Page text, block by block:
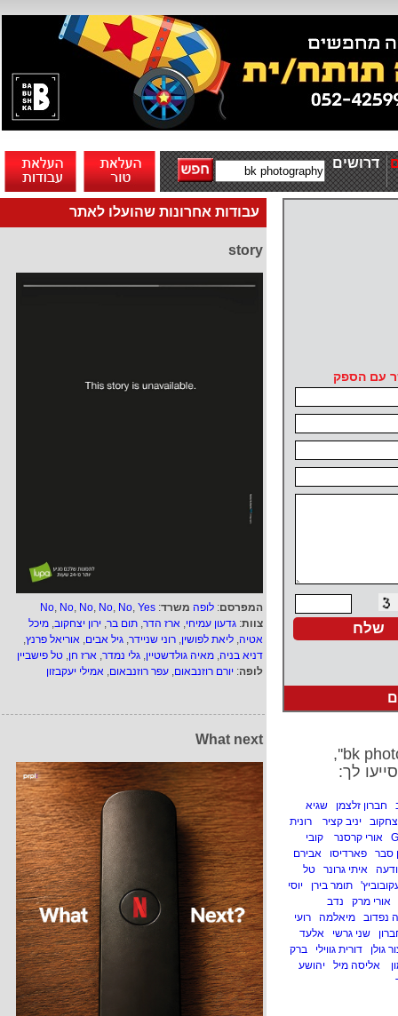
דרושים
עבודות אחרונות שהועלו לאתר
story
המפרסם: לופה משרד:
No, No, No, No, No, Yes
צוות: גדעון עמיחי, ארז הדר, תום בר, ירון יצחקוב, מיכל
אטיה, ליאת לפושין, רוני שניידר, גיל אבים, אוריאל פרנץ,
דניא בניה, מאיה גולדשטיין, גלי נמדר, ארז חן, טל פישביין
לופה: יורם רוזנבאום, עפר רוזנבאום, אמילי יעקבזון
What next
עם הספק
לך:
חברון זלצמן
שגיא
יניב קציר
רונית
אורי קרסנר
קובי
סבר
פארדיסו
אבירם
איתי גרונר
טל
תומר בירן
יוסי
אורי מרק
נדב
נפדוב
מיאלמה
רועי
שני גרשי
אלעד
גולן
דורית גווילי
ברק
אליסה מיל
יהושע